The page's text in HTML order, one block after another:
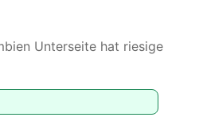
Unterseite hat riesige